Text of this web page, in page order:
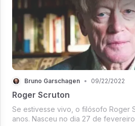
Bruno Garschagen • 09/22/2022
Roger Scruton
Se estivesse vivo, o filósofo Roger Scruton faria hoje 78
anos. Nasceu no dia 27 de fevereiro de 1944 e faleceu no